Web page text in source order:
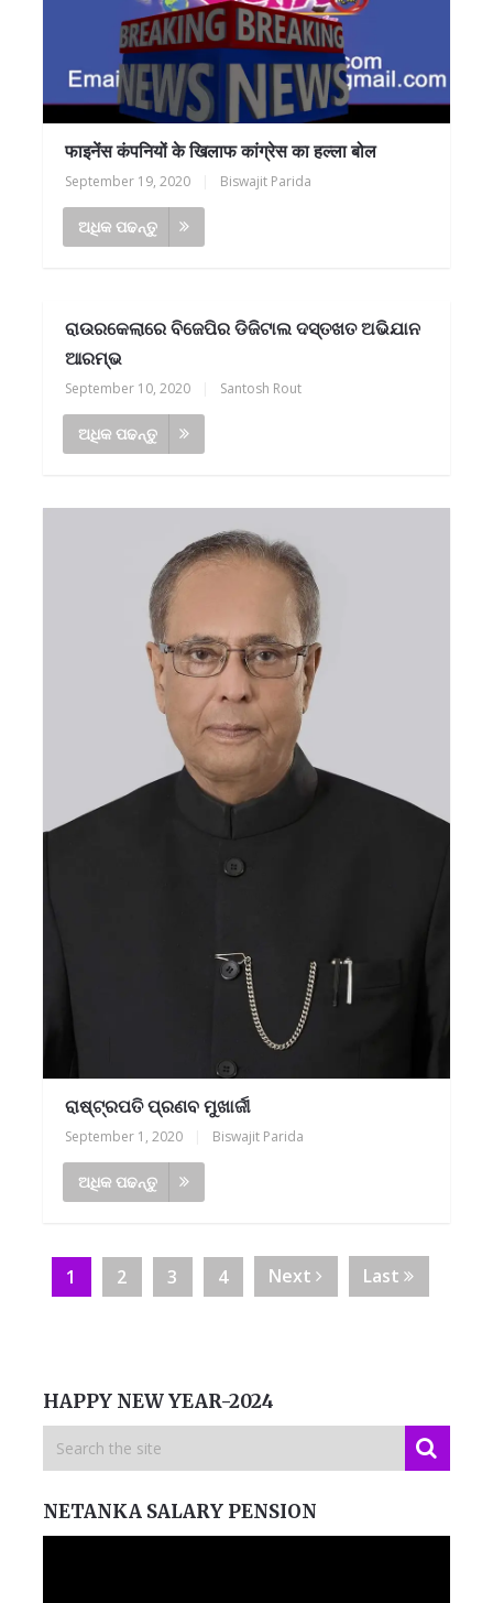
फाइनेंस कंपनियों के खिलाफ कांग्रेस का हल्ला बोल
September 19, 2020 Biswajit Parida
ଅଧିକ ପଢନ୍ତୁ
ରାଉରକେଲାରେ ବିଜେପିର ଡିଜିଟାଲ ଦସ୍ତଖତ ଅଭିଯାନ
ଆରମ୍ଭ
September 10, 2020 Santosh Rout
ଅଧିକ ପଢନ୍ତୁ
ରାଷ୍ଟ୍ରପତି ପ୍ରଣବ ମୁଖାର୍ଜୀ
September 1, 2020 Biswajit Parida
ଅଧିକ ପଢନ୍ତୁ
1 2 3 4 Next Last
HAPPY NEW YEAR-2024
NETANKA SALARY PENSION